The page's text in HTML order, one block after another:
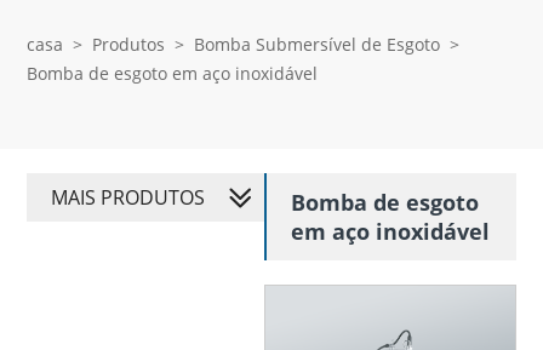
casa > Produtos > Bomba Submersível de Esgoto >
Bomba de esgoto em aço inoxidável
Bomba de esgoto
em aço inoxidável
MAIS PRODUTOS